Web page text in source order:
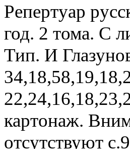
Репертуар
год. 2 тома. С
Тип. И
картонаж.
отсутствуют